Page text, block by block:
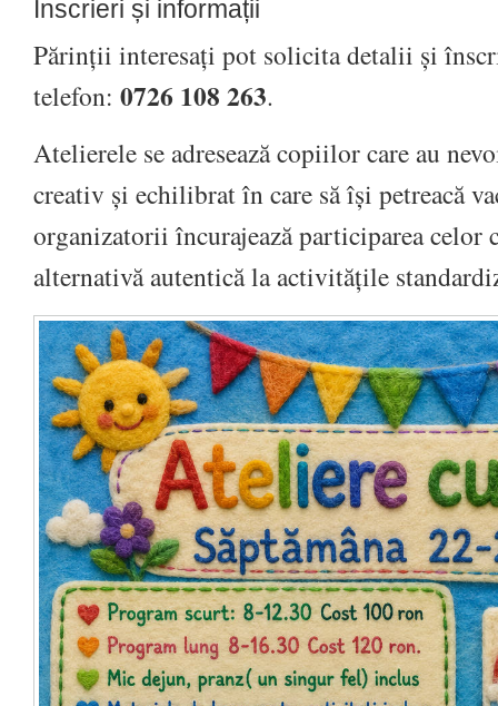
Înscrieri și informații
Părinții interesați pot solicita detalii și
telefon: 0726 108 263.
Atelierele se adresează copiilor care au
creativ și echilibrat în care să își petreacă
organizatorii încurajează participarea celor
alternativă autentică la activitățile